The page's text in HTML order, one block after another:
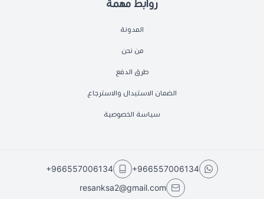
روابط مهمة
المدونة
من نحن
طرق الدفع
الضمان الاستبدال والاسترجاع
سياسة الخصوصية
+966557006134
+966557006134
resanksa2@gmail.com